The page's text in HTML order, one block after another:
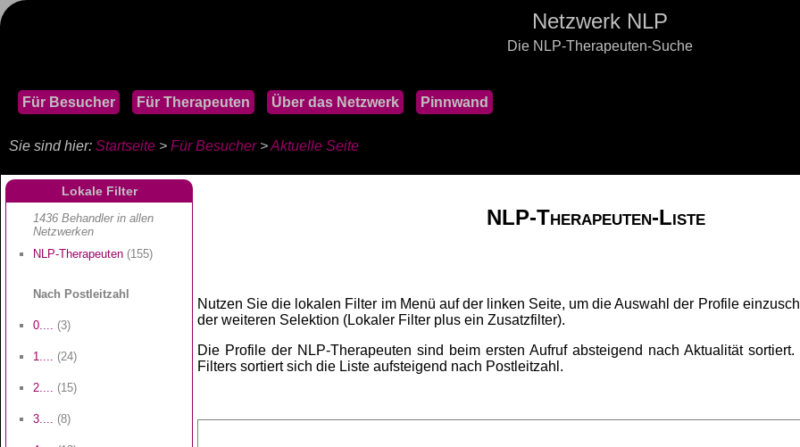
Netzwerk NLP
Die NLP-Therapeuten-Suche
Für Besucher Für Therapeuten Über das Netzwerk Pinnwand
Sie sind hier: Startseite > Für Besucher>Aktuelle Seite
Lokale Filter
1436 Behandler in allen
Netzwerken
NLP-Therapeuten (155)
Nach Postleitzahl
0.... (3)
1.... (24)
2.... (15)
3.... (8)
NLP-Therapeuten-Liste
Nutzen Sie die lokalen Filter im Menü auf der linken Seite, um die Auswahl der Profile
der weiteren Selektion (Lokaler Filter plus ein Zusatzfilter).
Die Profile der NLP-Therapeuten sind beim ersten Aufruf absteigend nach Aktualität
Filters sortiert sich die Liste aufsteigend nach Postleitzahl.